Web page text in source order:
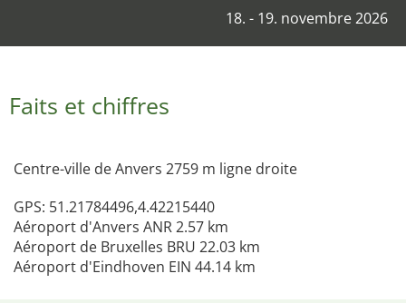
18. - 19. novembre 2026
Faits et chiffres
Centre-ville de Anvers 2759 m ligne droite
GPS: 51.21784496,4.42215440
Aéroport d'Anvers ANR 2.57 km
Aéroport de Bruxelles BRU 22.03 km
Aéroport d'Eindhoven EIN 44.14 km